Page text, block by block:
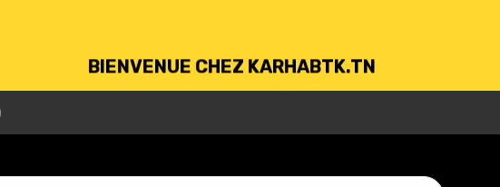
LIVRAISON GRATUITE À PARTIR DE 250DT D'ACHATS